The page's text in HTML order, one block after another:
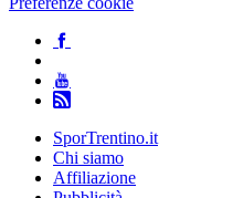
SporTrentino.it
Chi siamo
Affiliazione